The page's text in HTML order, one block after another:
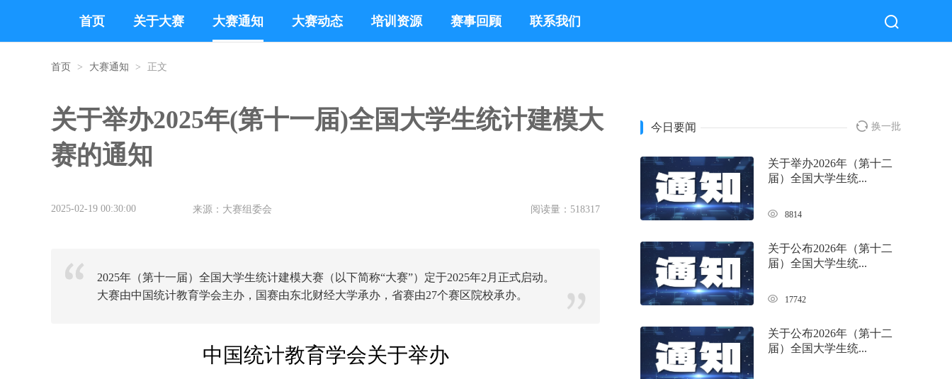
首页 关于大赛 大赛通知 大赛动态 培训资源 赛事回顾 联系我们
首页 > 大赛通知 > 正文
关于举办2025年(第十一届)全国大学生统计建模大
赛的通知
2025-02-19 00:30:00 来源：大赛组委会 阅读量： 518317
2025年（第十一届）全国大学生统计建模大赛（以下简称“大赛”）定于2025年2月正式启动。
大赛由中国统计教育学会主办，国赛由东北财经大学承办，省赛由27个赛区院校承办。
中国统计教育学会关于举办
今日要闻 换一批
关于举办2026年（第十二
届）全国大学生统...
8814
关于公布2026年（第十二
届）全国大学生统...
17742
关于公布2026年（第十二
届）全国大学生统...